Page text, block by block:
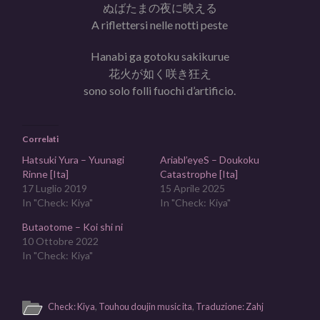
ぬばたまの夜に映える
A riflettersi nelle notti peste
Hanabi ga gotoku sakikurue
花火が如く咲き狂え
sono solo folli fuochi d’artificio.
Correlati
Hatsuki Yura – Yuunagi
Rinne [Ita]
17 Luglio 2019
In "Check: Kiya"
Ariabl’eyeS – Doukoku
Catastrophe [Ita]
15 Aprile 2025
In "Check: Kiya"
Butaotome – Koi shi ni
10 Ottobre 2022
In "Check: Kiya"
Check: Kiya, Touhou doujin music ita, Traduzione: Zahj